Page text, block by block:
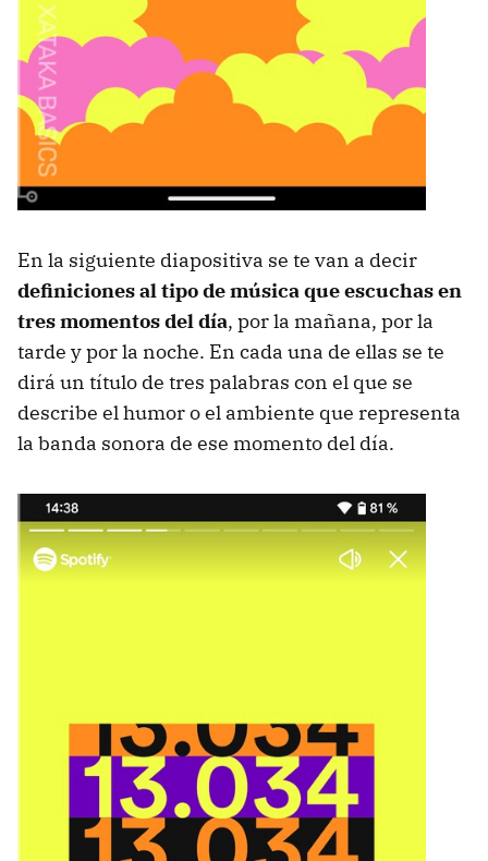
En la siguiente diapositiva se te van a decir
definiciones al tipo de música que escuchas en
tres momentos del día, por la mañana, por la
tarde y por la noche. En cada una de ellas se te
dirá un título de tres palabras con el que se
describe el humor o el ambiente que representa
la banda sonora de ese momento del día.